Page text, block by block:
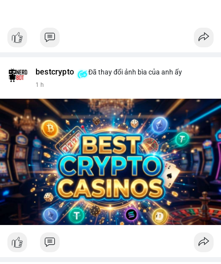
bestcrypto Đã thay đổi ảnh bìa của anh ấy
1 h